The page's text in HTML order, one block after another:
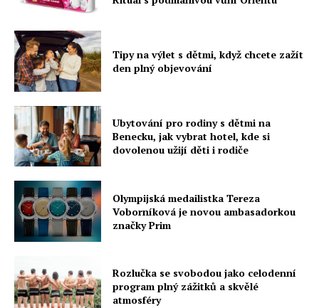
Tipy na výlet s dětmi, když chcete zažít
den plný objevování
Ubytování pro rodiny s dětmi na
Benecku, jak vybrat hotel, kde si
dovolenou užijí děti i rodiče
Olympijská medailistka Tereza
Voborníková je novou ambasadorkou
značky Prim
Rozlučka se svobodou jako celodenní
program plný zážitků a skvělé
atmosféry